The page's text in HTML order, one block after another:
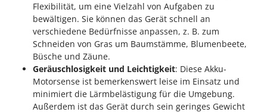
Notstromaggregat
Nudelmaschinen
Obstmühlen Obsthäcksler Obstmuser
Obstpressen
Olivenernter und Schüttler
FIEM
Fimar
FINI
Fiorentini
Fiskars
Flymo
Flexibilität, um eine Vielzahl von Aufgaben zu
bewältigen. Sie können das Gerät schnell an
verschiedene Bedürfnisse anpassen, z. B. zum
Schneiden von Gras um Baumstämme, Blumenbeete,
Büsche und Zäune.
Geräuschlosigkeit und Leichtigkeit: Diese Akku-
Motorsense ist bemerkenswert leise im Einsatz und
minimiert die Lärmbelästigung für die Umgebung.
Außerdem ist das Gerät durch sein geringes Gewicht